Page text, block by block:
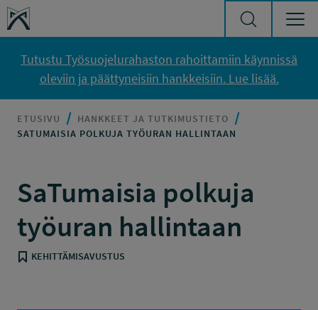
Siirry sisältöön
Työsuojelurahasto
Tutustu Työsuojelurahaston rahoittamiin käynnissä
oleviin ja päättyneisiin hankkeisiin. Lue lisää.
ETUSIVU
HANKKEET JA TUTKIMUSTIETO
SATUMAISIA POLKUJA TYÖURAN HALLINTAAN
SaTumaisia polkuja
työuran hallintaan
KEHITTÄMISAVUSTUS